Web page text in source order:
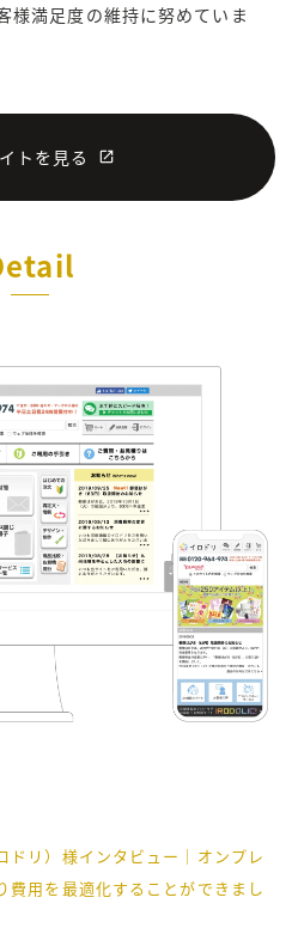
様満足度の維持に努めていま
トを見る launch
ドリ）様インタビュー｜オンプレ
費用を最適化することができまし